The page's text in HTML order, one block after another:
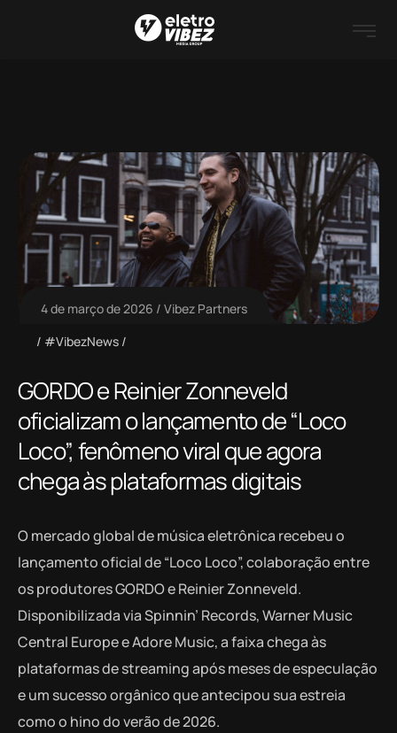
4 de março de 2026
Vibez Partners
#VibezNews
GORDO e Reinier Zonneveld
oficializam o lançamento de “Loco
Loco”, fenômeno viral que agora
chega às plataformas digitais
O mercado global de música eletrônica recebeu o
lançamento oficial de “Loco Loco”, colaboração entre
os produtores GORDO e Reinier Zonneveld.
Disponibilizada via Spinnin’ Records, Warner Music
Central Europe e Adore Music, a faixa chega às
plataformas de streaming após meses de especulação
e um sucesso orgânico que antecipou sua estreia
como o hino do verão de 2026.